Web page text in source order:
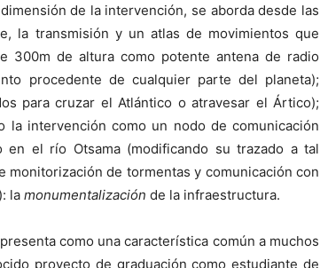
de la intervención, se aborda desde las
la transmisión y un atlas de movimientos que
300m de altura como potente antena de radio
procedente de cualquier parte del planeta);
para cruzar el Atlántico o atravesar el Ártico);
intervención como un nodo de comunicación
el río Otsama (modificando su trazado a tal
de tormentas y comunicación con
la monumentalización de la infraestructura.
como una característica común a muchos
proyecto de graduación como estudiante de